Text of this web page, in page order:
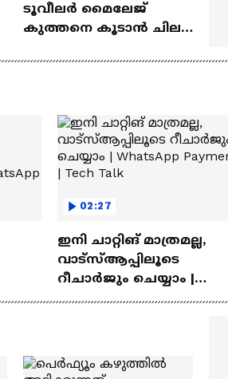
ടൂവീലർ മൈലേജ്
കുത്തനെ കൂടാൻ ചില
02:27
ഇനി ചാറ്റിങ് മാത്രമല്ല,
വാട്‌സ്‌ആപ്പിലൂടെ
റീചാർജും ചെയ്യാം |